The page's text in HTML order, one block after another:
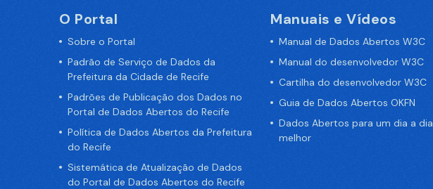
O Portal
Sobre o Portal
Padrão de Serviço de Dados da
Prefeitura da Cidade de Recife
Padrões de Publicação dos Dados no
Portal de Dados Abertos do Recife
Política de Dados Abertos da Prefeitura
do Recife
Sistemática de Atualização de Dados
do Portal de Dados Abertos do Recife
Manuais e Vídeos
Manual de Dados Abertos W3C
Manual do desenvolvedor W3C
Cartilha do desenvolvedor W3C
Guia de Dados Abertos OKFN
Dados Abertos para um dia a dia
melhor